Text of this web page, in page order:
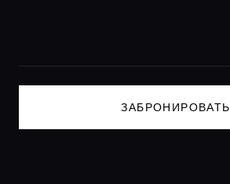
ЗАБРОНИРОВАТЬ